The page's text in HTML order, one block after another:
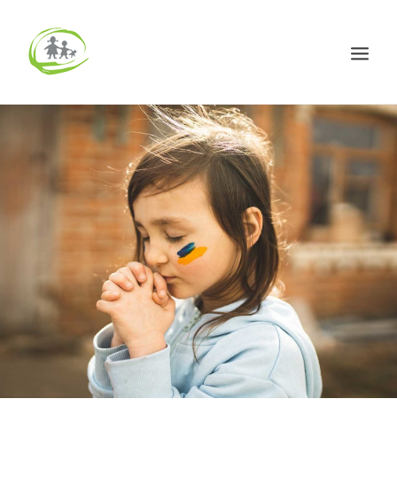
ÜBER UNS
PROJEKTE
AKTUELLES
Spenden